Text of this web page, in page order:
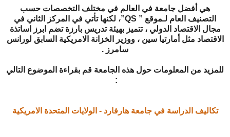
هي أفضل جامعة في العالم في مختلف التخصصات حسب
التصنيف العام لـموقع ” QS”، لكنها تأتي في المركز الثاني في
مجال الاقتصاد الدولي ، تتميز بهيئة تدريس بارزة تضم ابرز اساتذة
الاقتصاد مثل أمارتيا سين ، ووزير الخزانة الامريكية السابق لورانس
سامرز .
للمزيد من المعلومات حول هذه الجامعة قم بقراءة الموضوع التالي
:
تكاليف الدراسة في جامعة هارفارد - الولايات المتحدة الامريكية